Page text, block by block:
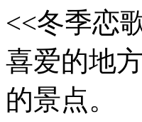
<<冬季恋
喜爱的地
的景点。